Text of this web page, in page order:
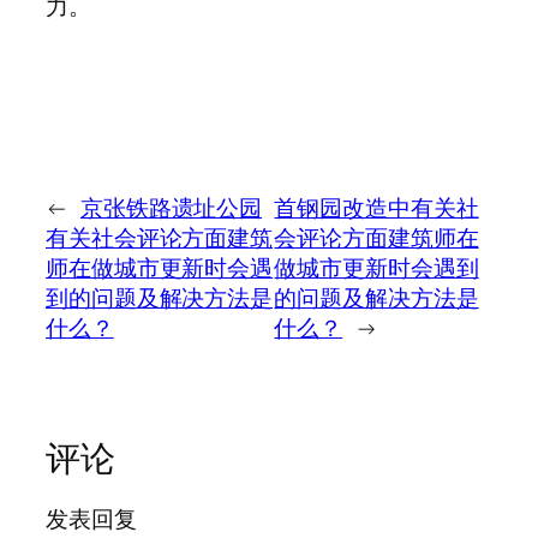
力。
← 京张铁路遗址公园
有关社会评论方面建筑
师在做城市更新时会遇
到的问题及解决方法是
什么？
首钢园改造中有关社
会评论方面建筑师在
做城市更新时会遇到
的问题及解决方法是
什么？
→
评论
发表回复